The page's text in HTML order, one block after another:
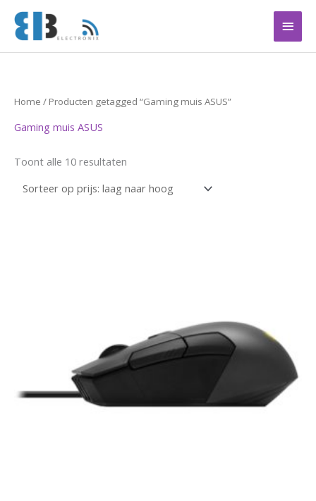
naar
inhoud
Home / Producten getagged “Gaming muis ASUS”
Gaming muis ASUS
Toont alle 10 resultaten
Gesorteerd
op